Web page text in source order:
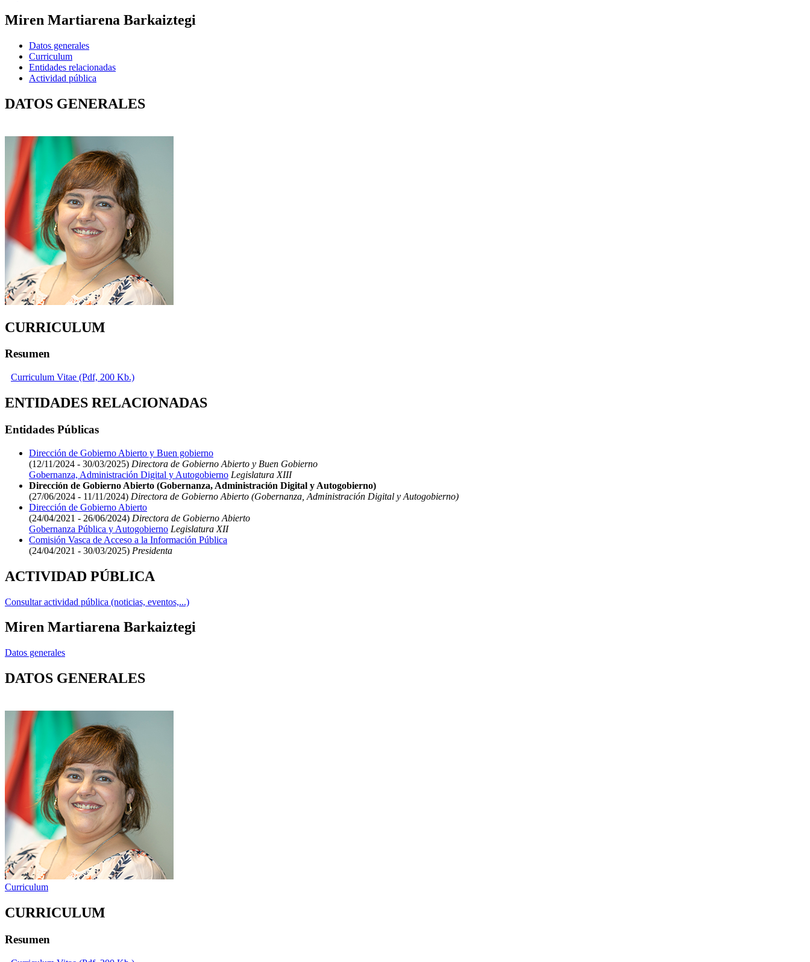
Miren Martiarena Barkaiztegi
Datos generales
Curriculum
Entidades relacionadas
Actividad pública
DATOS GENERALES
CURRICULUM
Resumen
Curriculum Vitae (Pdf, 200 Kb.)
ENTIDADES RELACIONADAS
Entidades Públicas
Dirección de Gobierno Abierto y Buen gobierno
(12/11/2024 - 30/03/2025) Directora de Gobierno Abierto y Buen Gobierno
Gobernanza, Administración Digital y Autogobierno Legislatura XIII
Dirección de Gobierno Abierto (Gobernanza, Administración Digital y Autogobierno)
(27/06/2024 - 11/11/2024) Directora de Gobierno Abierto (Gobernanza, Administración Digital y Autogobierno)
Dirección de Gobierno Abierto
(24/04/2021 - 26/06/2024) Directora de Gobierno Abierto
Gobernanza Pública y Autogobierno Legislatura XII
Comisión Vasca de Acceso a la Información Pública
(24/04/2021 - 30/03/2025) Presidenta
ACTIVIDAD PÚBLICA
Consultar actividad pública (noticias, eventos,...)
Miren Martiarena Barkaiztegi
Datos generales
DATOS GENERALES
Curriculum
CURRICULUM
Resumen